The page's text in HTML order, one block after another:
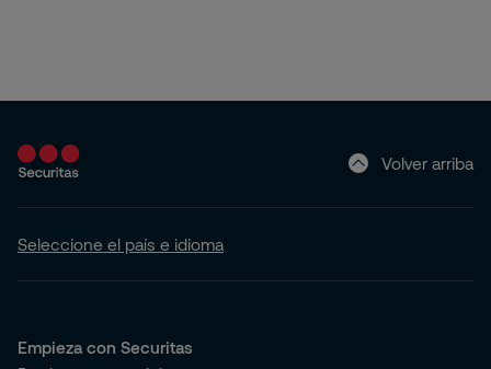
Volver arriba
Seleccione el país e idioma
Empieza con Securitas